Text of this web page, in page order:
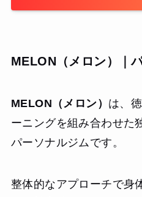
MELON（メロン）｜
MELON（メロン） は、
ーニングを組み合わせた
パーソナルジムです。
整体的なアプローチで身